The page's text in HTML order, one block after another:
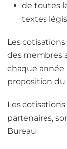
de toutes
textes
Les
des membres
chaque année
proposition du
Les
partenaires,
Bureau